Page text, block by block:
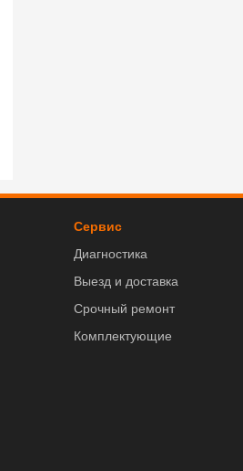
Сервис
Диагностика
Выезд и доставка
Срочный ремонт
Комплектующие